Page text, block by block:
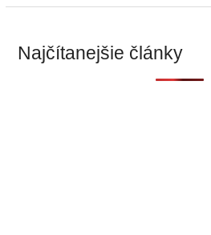
Najčítanejšie články